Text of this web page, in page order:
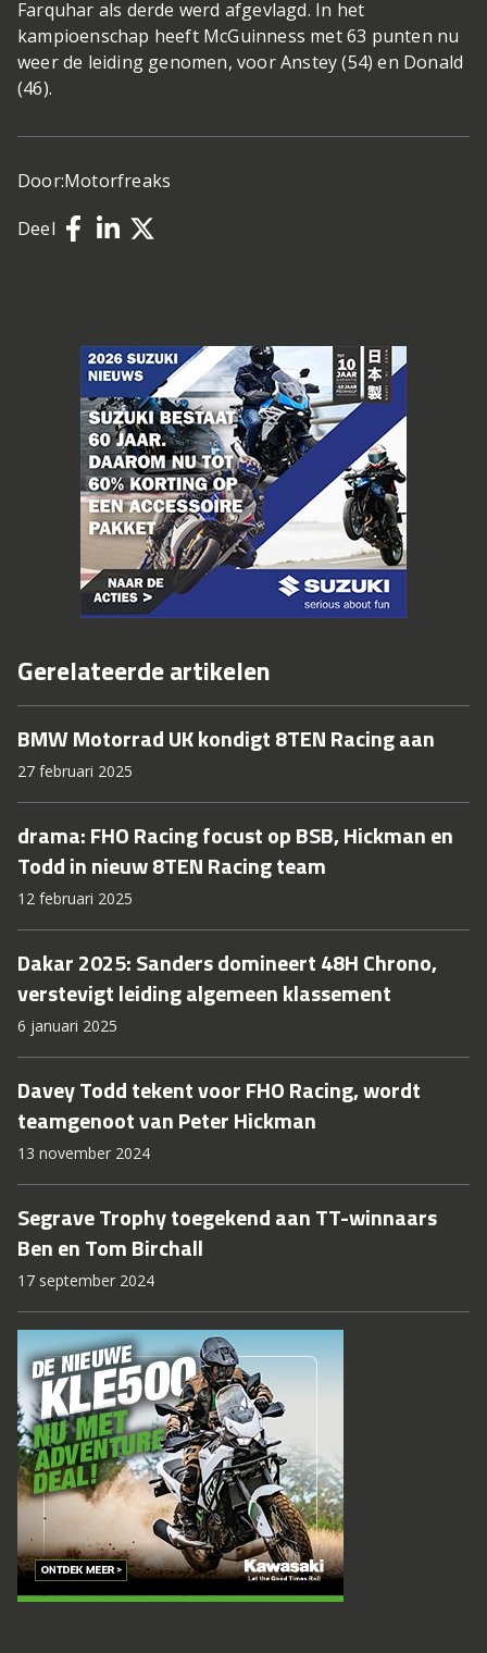
Farquhar als derde werd afgevlagd. In het
kampioenschap heeft McGuinness met 63 punten nu
weer de leiding genomen, voor Anstey (54) en Donald
(46).
Door:Motorfreaks
Deel
Gerelateerde artikelen
BMW Motorrad UK kondigt 8TEN Racing aan
27 februari 2025
drama: FHO Racing focust op BSB, Hickman en
Todd in nieuw 8TEN Racing team
12 februari 2025
Dakar 2025: Sanders domineert 48H Chrono,
verstevigt leiding algemeen klassement
6 januari 2025
Davey Todd tekent voor FHO Racing, wordt
teamgenoot van Peter Hickman
13 november 2024
Segrave Trophy toegekend aan TT-winnaars
Ben en Tom Birchall
17 september 2024